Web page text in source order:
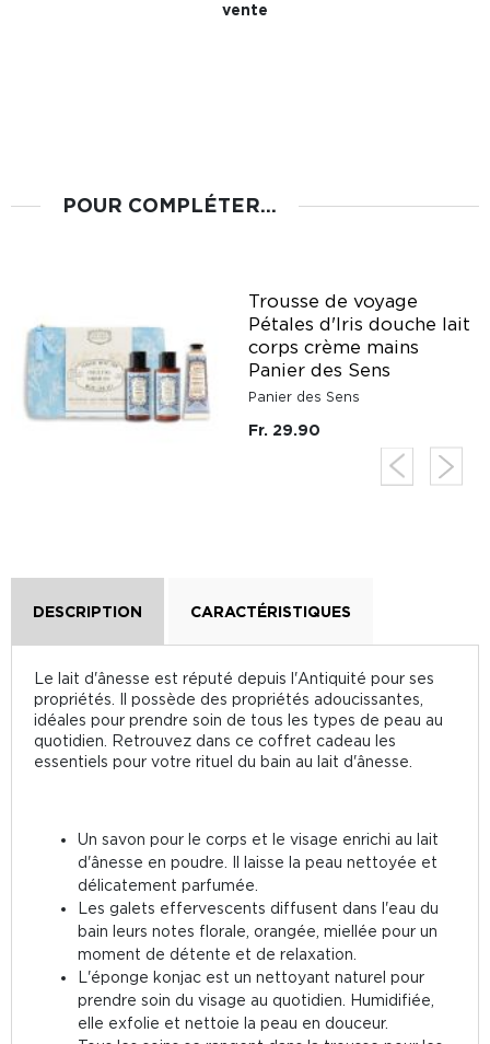
vente
POUR COMPLÉTER...
Trousse de voyage
Pétales d'Iris douche lait
corps crème mains
Panier des Sens
Panier des Sens
Fr. 29.90
DESCRIPTION CARACTÉRISTIQUES
Le lait d'ânesse est réputé depuis l'Antiquité pour ses
propriétés. Il possède des propriétés adoucissantes,
idéales pour prendre soin de tous les types de peau au
quotidien. Retrouvez dans ce coffret cadeau les
essentiels pour votre rituel du bain au lait d'ânesse.
Un savon pour le corps et le visage enrichi au lait
d'ânesse en poudre. Il laisse la peau nettoyée et
délicatement parfumée.
Les galets effervescents diffusent dans l'eau du
bain leurs notes florale, orangée, miellée pour un
moment de détente et de relaxation.
L'éponge konjac est un nettoyant naturel pour
prendre soin du visage au quotidien. Humidifiée,
elle exfolie et nettoie la peau en douceur.